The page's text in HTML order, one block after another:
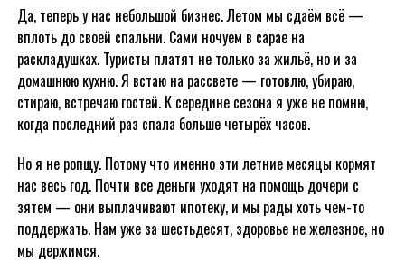
Да, теперь у нас небольшой бизнес. Летом мы сдаём всё —
вплоть до своей спальни. Сами ночуем в сарае на
раскладушках. Туристы платят не только за жильё, но и за
домашнюю кухню. Я встаю на рассвете — готовлю, убираю,
стираю, встречаю гостей. К середине сезона я уже не помню,
когда последний раз спала больше четырёх часов.
Но я не ропщу. Потому что именно эти летние месяцы кормят
нас весь год. Почти все деньги уходят на помощь дочери с
зятем — они выплачивают ипотеку, и мы рады хоть чем-то
поддержать. Нам уже за шестьдесят, здоровье не железное, но
мы держимся.